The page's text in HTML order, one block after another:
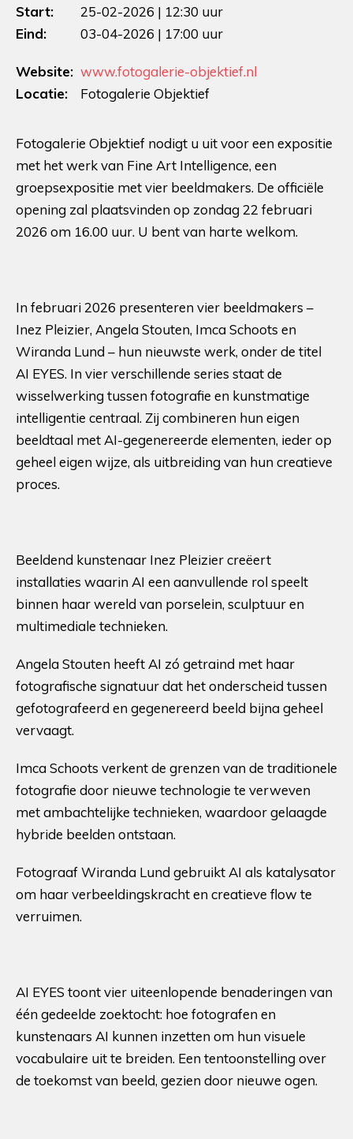
Start:
25-02-2026 | 12:30 uur
Eind:
03-04-2026 | 17:00 uur
Website: www.fotogalerie-objektief.nl
Locatie:
Fotogalerie Objektief
Fotogalerie Objektief nodigt u uit voor een expositie
met het werk van Fine Art Intelligence, een
groepsexpositie met vier beeldmakers. De officiële
opening zal plaatsvinden op zondag 22 februari
2026 om 16.00 uur. U bent van harte welkom.
In februari 2026 presenteren vier beeldmakers –
Inez Pleizier, Angela Stouten, Imca Schoots en
Wiranda Lund – hun nieuwste werk, onder de titel
AI EYES. In vier verschillende series staat de
wisselwerking tussen fotografie en kunstmatige
intelligentie centraal. Zij combineren hun eigen
beeldtaal met AI-gegenereerde elementen, ieder op
geheel eigen wijze, als uitbreiding van hun creatieve
proces.
Beeldend kunstenaar Inez Pleizier creëert
installaties waarin AI een aanvullende rol speelt
binnen haar wereld van porselein, sculptuur en
multimediale technieken.
Angela Stouten heeft AI zó getraind met haar
fotografische signatuur dat het onderscheid tussen
gefotografeerd en gegenereerd beeld bijna geheel
vervaagt.
Imca Schoots verkent de grenzen van de traditionele
fotografie door nieuwe technologie te verweven
met ambachtelijke technieken, waardoor gelaagde
hybride beelden ontstaan.
Fotograaf Wiranda Lund gebruikt AI als katalysator
om haar verbeeldingskracht en creatieve flow te
verruimen.
AI EYES toont vier uiteenlopende benaderingen van
één gedeelde zoektocht: hoe fotografen en
kunstenaars AI kunnen inzetten om hun visuele
vocabulaire uit te breiden. Een tentoonstelling over
de toekomst van beeld, gezien door nieuwe ogen.